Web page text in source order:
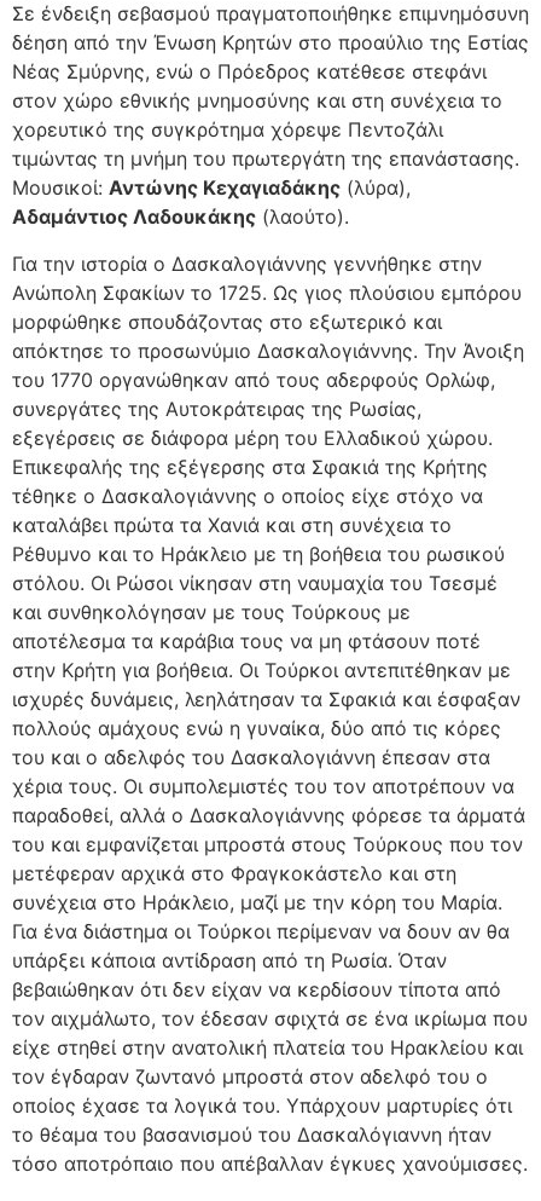
Σε ένδειξη σεβασμού πραγματοποιήθηκε επιμνημόσυνη
δέηση από την Ένωση Κρητών στο προαύλιο της Εστίας
Νέας Σμύρνης, ενώ ο Πρόεδρος κατέθεσε στεφάνι
στον χώρο εθνικής μνημοσύνης και στη συνέχεια το
χορευτικό της συγκρότημα χόρεψε Πεντοζάλι
τιμώντας τη μνήμη του πρωτεργάτη της επανάστασης.
Μουσικοί: Αντώνης Κεχαγιαδάκης (λύρα),
Αδαμάντιος Λαδουκάκης (λαούτο).
Για την ιστορία ο Δασκαλογιάννης γεννήθηκε στην
Ανώπολη Σφακίων το 1725. Ως γιος πλούσιου εμπόρου
μορφώθηκε σπουδάζοντας στο εξωτερικό και
απόκτησε το προσωνύμιο Δασκαλογιάννης. Την Άνοιξη
του 1770 οργανώθηκαν από τους αδερφούς Ορλώφ,
συνεργάτες της Αυτοκράτειρας της Ρωσίας,
εξεγέρσεις σε διάφορα μέρη του Ελλαδικού χώρου.
Επικεφαλής της εξέγερσης στα Σφακιά της Κρήτης
τέθηκε ο Δασκαλογιάννης ο οποίος είχε στόχο να
καταλάβει πρώτα τα Χανιά και στη συνέχεια το
Ρέθυμνο και το Ηράκλειο με τη βοήθεια του ρωσικού
στόλου. Οι Ρώσοι νίκησαν στη ναυμαχία του Τσεσμέ
και συνθηκολόγησαν με τους Τούρκους με
αποτέλεσμα τα καράβια τους να μη φτάσουν ποτέ
στην Κρήτη για βοήθεια. Οι Τούρκοι αντεπιτέθηκαν με
ισχυρές δυνάμεις, λεηλάτησαν τα Σφακιά και έσφαξαν
πολλούς αμάχους ενώ η γυναίκα, δύο από τις κόρες
του και ο αδελφός του Δασκαλογιάννη έπεσαν στα
χέρια τους. Οι συμπολεμιστές του τον αποτρέπουν να
παραδοθεί, αλλά ο Δασκαλογιάννης φόρεσε τα άρματά
του και εμφανίζεται μπροστά στους Τούρκους που τον
μετέφεραν αρχικά στο Φραγκοκάστελο και στη
συνέχεια στο Ηράκλειο, μαζί με την κόρη του Μαρία.
Για ένα διάστημα οι Τούρκοι περίμεναν να δουν αν θα
υπάρξει κάποια αντίδραση από τη Ρωσία. Όταν
βεβαιώθηκαν ότι δεν είχαν να κερδίσουν τίποτα από
τον αιχμάλωτο, τον έδεσαν σφιχτά σε ένα ικρίωμα που
είχε στηθεί στην ανατολική πλατεία του Ηρακλείου και
τον έγδαραν ζωντανό μπροστά στον αδελφό του ο
οποίος έχασε τα λογικά του. Υπάρχουν μαρτυρίες ότι
το θέαμα του βασανισμού του Δασκαλόγιαννη ήταν
τόσο αποτρόπαιο που απέβαλλαν έγκυες χανούμισσες.